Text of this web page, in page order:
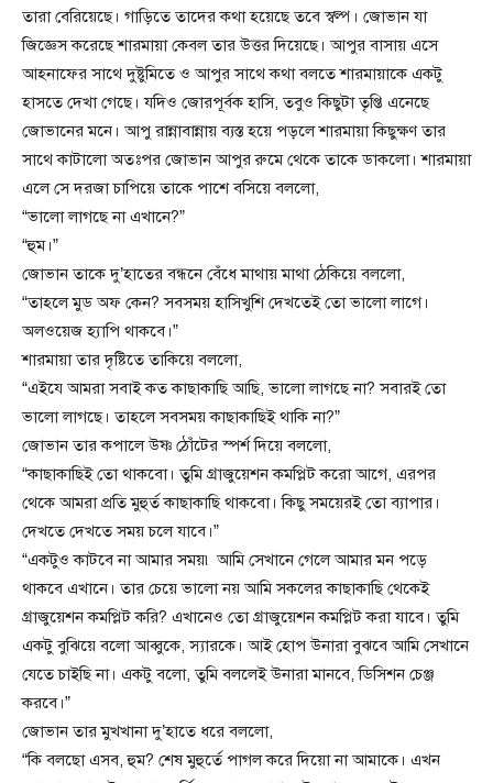
তারা বেরিয়েছে। গাড়িতে তাদের কথা হয়েছে তবে স্বল্প। জোভান যা
জিজ্ঞেস করেছে শারমায়া কেবল তার উত্তর দিয়েছে। আপুর বাসায় এসে
আহনাফের সাথে দুষ্টুমিতে ও আপুর সাথে কথা বলতে শারমায়াকে একটু
হাসতে দেখা গেছে। যদিও জোরপূর্বক হাসি, তবুও কিছুটা তৃপ্তি এনেছে
জোভানের মনে। আপু রান্নাবান্নায় ব্যস্ত হয়ে পড়লে শারমায়া কিছুক্ষণ তার
সাথে কাটালো অতঃপর জোভান আপুর রুমে থেকে তাকে ডাকলো। শারমায়া
এলে সে দরজা চাপিয়ে তাকে পাশে বসিয়ে বললো,
“ভালো লাগছে না এখানে?”
“হুম।”
জোভান তাকে দু’হাতের বন্ধনে বেঁধে মাথায় মাথা ঠেকিয়ে বললো,
“তাহলে মুড অফ কেন? সবসময় হাসিখুশি দেখতেই তো ভালো লাগে।
অলওয়েজ হ্যাপি থাকবে।”
শারমায়া তার দৃষ্টিতে তাকিয়ে বললো,
“এইযে আমরা সবাই কত কাছাকাছি আছি, ভালো লাগছে না? সবারই তো
ভালো লাগছে। তাহলে সবসময় কাছাকাছিই থাকি না?”
জোভান তার কপালে উষ্ণ ঠোঁটের স্পর্শ দিয়ে বললো,
“কাছাকাছিই তো থাকবো। তুমি গ্রাজুয়েশন কমপ্লিট করো আগে, এরপর
থেকে আমরা প্রতি মুহুর্ত কাছাকাছি থাকবো। কিছু সময়েরই তো ব্যাপার।
দেখতে দেখতে সময় চলে যাবে।”
“একটুও কাটবে না আমার সময়৷ আমি সেখানে গেলে আমার মন পড়ে
থাকবে এখানে। তার চেয়ে ভালো নয় আমি সকলের কাছাকাছি থেকেই
গ্রাজুয়েশন কমপ্লিট করি? এখানেও তো গ্রাজুয়েশন কমপ্লিট করা যাবে। তুমি
একটু বুঝিয়ে বলো আব্বুকে, স্যারকে। আই হোপ উনারা বুঝবে আমি সেখানে
যেতে চাইছি না। একটু বলো, তুমি বললেই উনারা মানবে, ডিসিশন চেঞ্জ
করবে।”
জোভান তার মুখখানা দু’হাতে ধরে বললো,
“কি বলছো এসব, হুম? শেষ মুহুর্তে পাগল করে দিয়ো না আমাকে। এখন